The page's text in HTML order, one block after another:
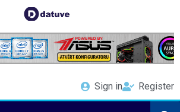
Sign in Register